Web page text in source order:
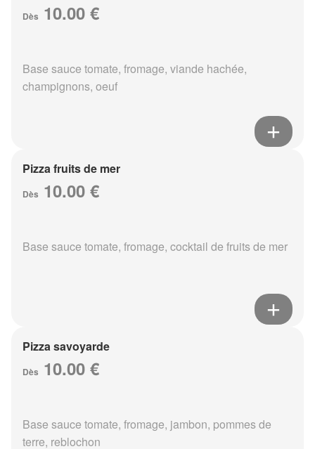
Dès 10.00 €
Base sauce tomate, fromage, viande hachée,
champignons, oeuf
Pizza fruits de mer
Dès 10.00 €
Base sauce tomate, fromage, cocktail de fruits de mer
Pizza savoyarde
Dès 10.00 €
Base sauce tomate, fromage, jambon, pommes de
terre, reblochon